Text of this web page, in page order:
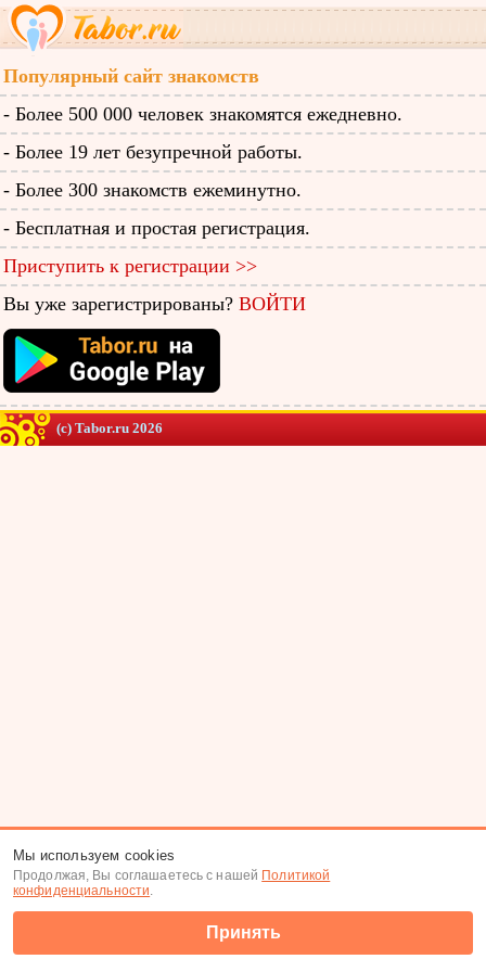
Популярный сайт знакомств
- Более 500 000 человек знакомятся ежедневно.
- Более 19 лет безупречной работы.
- Более 300 знакомств ежеминутно.
- Бесплатная и простая регистрация.
Приступить к регистрации >>
Вы уже зарегистрированы? ВОЙТИ
(c) Tabor.ru 2026
Мы используем cookies
Продолжая, Вы соглашаетесь с нашей Политикой
конфиденциальности.
Принять